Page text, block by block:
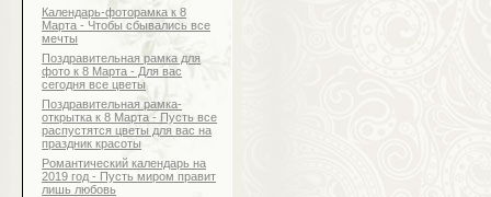
Календарь-фоторамка к 8
Марта - Чтобы сбывались все
мечты
Поздравительная рамка для
фото к 8 Марта - Для вас
сегодня все цветы
Поздравительная рамка-
открытка к 8 Марта - Пусть все
распустятся цветы для вас на
праздник красоты
Романтический календарь на
2019 год - Пусть миром правит
лишь любовь